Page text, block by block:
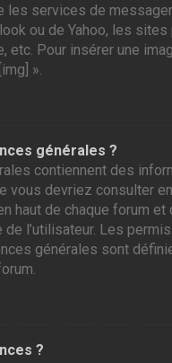
les services de
ou de Yahoo, les
etc. Pour insérer une
».
générales ?
contiennent des
vous devriez consulter
haut de chaque forum et
de l’utilisateur. Les
générales sont
?